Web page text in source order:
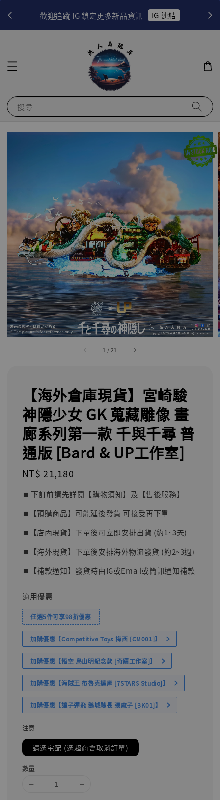
歡迎追蹤 IG 鎖定更多新品資訊 IG 連結
搜尋
1 / 21
【海外倉庫現貨】宮崎駿
神隱少女 GK 蒐藏雕像 畫
廊系列第一款 千與千尋 普
通版 [Bard & UP工作室]
Regular
NT$ 21,180
⏹︎ 下訂前請先詳閱【購物須知】及【售後服務】
⏹︎【預購商品】可能延後發貨 可接受再下單
⏹︎【店內現貨】下單後可立即安排出貨 (約1~3天)
⏹︎【海外現貨】下單後安排海外物流發貨 (約2~3週)
⏹︎【補款通知】發貨時由IG或Email或簡訊通知補款
適用優惠
任選5件可享98折優惠
加購優惠【Competitive Toys 梅西 [CM001]】
加購優惠【悟空 鳥山明紀念款 [奇蹟工作室]】
加購優惠【海賊王 布魯克達摩 [7STARS Studio]】
加購優惠【讓子彈飛 鵝城縣長 張麻子 [BK01]】
注意
請選宅配 (選超商會取消訂單)
數量